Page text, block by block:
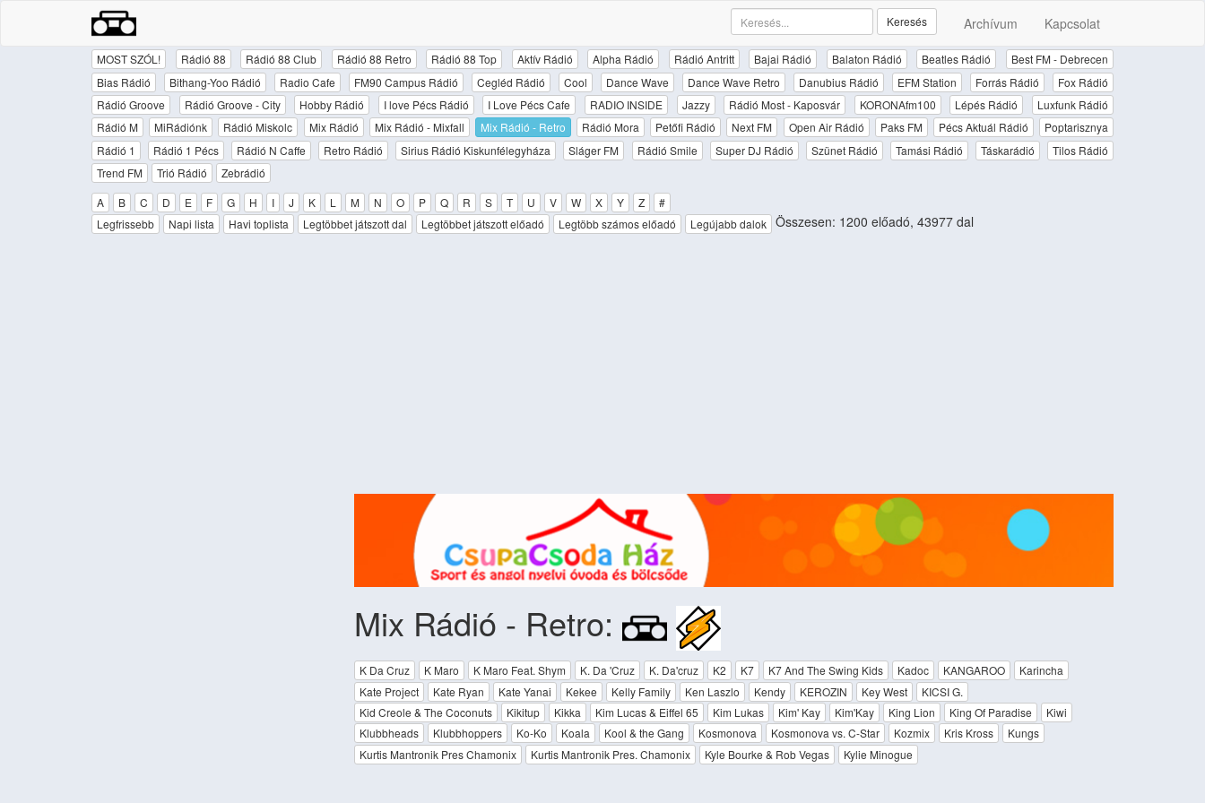
Archívum Kapcsolat
Keresés
MOST SZÓL! Rádió 88 Rádió 88 Club Rádió 88 Retro Rádió 88 Top Aktív Rádió Alpha Rádió Rádió Antritt Bajai Rádió Balaton Rádió Beatles Rádió
Best FM - Debrecen
Bias Rádió
Bithang-Yoo Rádió Radio Cafe FM90 Campus Rádió Cegléd Rádió Cool Dance Wave Dance Wave Retro Danubius Rádió EFM Station Forrás Rádió
Fox Rádió
Rádió Groove
Rádió Groove - City Hobby Rádió I love Pécs Rádió I Love Pécs Cafe RADIO INSIDE Jazzy Rádió Most - Kaposvár KORONAfm100 Lépés Rádió
Luxfunk Rádió
Rádió M
MiRádiónk Rádió Miskolc Mix Rádió Mix Rádió - Mixfall Mix Rádió - Retro Rádió Mora Petőfi Rádió Next FM Open Air Rádió Paks FM Pécs Aktuál Rádió
Poptarisznya
Rádió 1
Rádió 1 Pécs Rádió N Caffe Retro Rádió Sirius Rádió Kiskunfélegyháza Sláger FM Rádió Smile Super DJ Rádió Szünet Rádió Tamási Rádió Táskarádió
Tilos Rádió
Trend FM
Trió Rádió
Zebrádió
A
B C D E F G H I J K L M N O P Q R S T U V W X Y Z
#
Legfrissebb
Napi lista Havi toplista Legtöbbet játszott dal Legtöbbet játszott előadó Legtöbb számos előadó Legújabb dalok Összesen: 1200 előadó, 43977 dal
Mix Rádió - Retro:
K Da Cruz K Maro K Maro Feat. Shym K. Da 'Cruz K. Da'cruz K2 K7 K7 And The Swing Kids Kadoc KANGAROO
Karincha
Kate Project
Kate Ryan Kate Yanai Kekee Kelly Family Ken Laszlo Kendy KEROZIN Key West
KICSI G.
Kid Creole & The Coconuts
Kikitup Kikka Kim Lucas & Eiffel 65 Kim Lukas Kim' Kay Kim'Kay King Lion King Of Paradise
Kiwi
Klubbheads
Klubbhoppers Ko-Ko Koala Kool & the Gang Kosmonova Kosmonova vs. C-Star Kozmix Kris Kross
Kungs
Kurtis Mantronik Pres Chamonix
Kurtis Mantronik Pres. Chamonix Kyle Bourke & Rob Vegas Kylie Minogue